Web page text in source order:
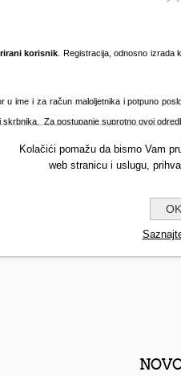
korisnik . Registracija, odnosno
u ime i za račun maloljetnika i potpuno
Za postupanje suprotno ovoj
gdje one kao takve postoje.Korisnik je
svih ili dijela usluga koje nudi
Kolačići pomažu da bismo Vam
web stranicu i uslugu,
OK